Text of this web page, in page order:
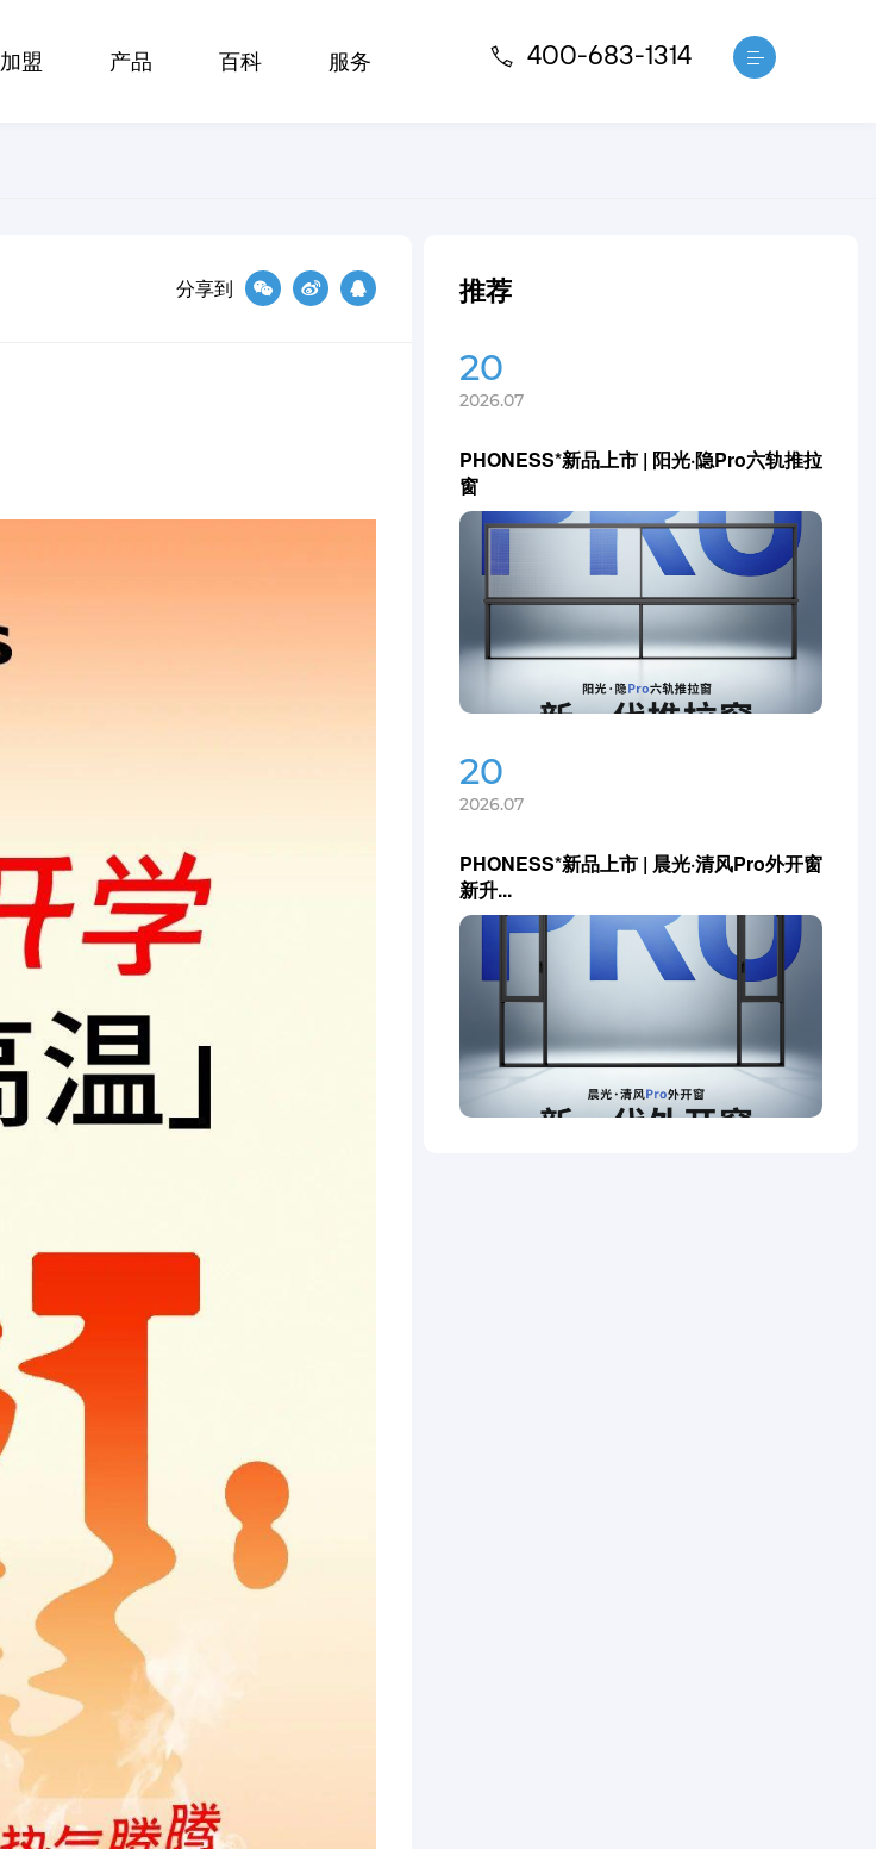
加盟 产品 百科 服务 400-683-1314
分享到 推荐
20
2026.07
PHONESS*新品上市 | 阳光·隐Pro六轨推拉
窗
20
2026.07
PHONESS*新品上市 | 晨光·清风Pro外开窗
新升...